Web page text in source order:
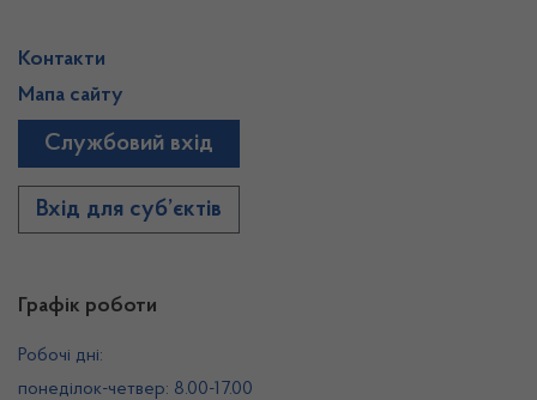
Графік роботи
Робочі дні:
понеділок-четвер: 8.00-17.00
Контакти
Мапа сайту
Службовий вхід
Вхід для суб’єктів